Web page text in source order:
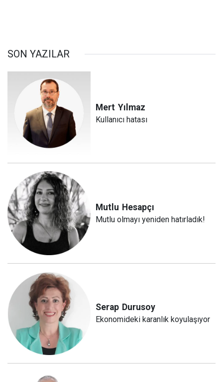
SON YAZILAR
Mert Yılmaz
Kullanıcı hatası
Mutlu Hesapçı
Mutlu olmayı yeniden hatırladık!
Serap Durusoy
Ekonomideki karanlık koyulaşıyor